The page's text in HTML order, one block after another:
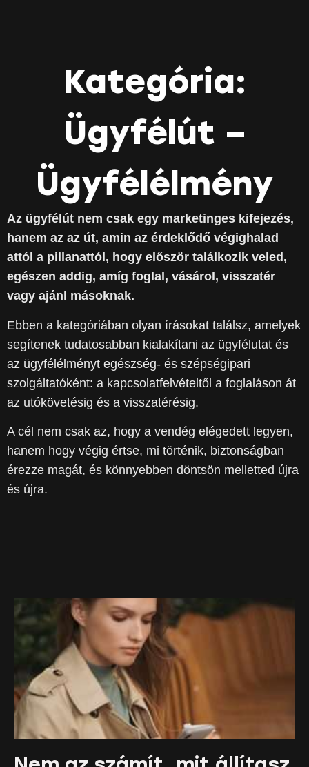
Kategória:
Ügyfélút –
Ügyfélélmény
Az ügyfélút nem csak egy marketinges kifejezés,
hanem az az út, amin az érdeklődő végighalad
attól a pillanattól, hogy először találkozik veled,
egészen addig, amíg foglal, vásárol, visszatér
vagy ajánl másoknak.
Ebben a kategóriában olyan írásokat találsz, amelyek
segítenek tudatosabban kialakítani az ügyfélutat és
az ügyfélélményt egészség- és szépségipari
szolgáltatóként: a kapcsolatfelvételtől a foglaláson át
az utókövetésig és a visszatérésig.
A cél nem csak az, hogy a vendég elégedett legyen,
hanem hogy végig értse, mi történik, biztonságban
érezze magát, és könnyebben döntsön melletted újra
és újra.